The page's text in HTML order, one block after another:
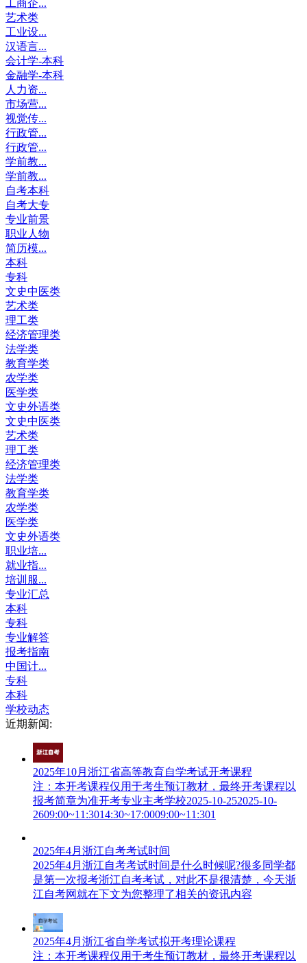
工商企...
艺术类
工业设...
汉语言...
会计学-本科
金融学-本科
人力资...
市场营...
视觉传...
行政管...
行政管...
学前教...
学前教...
自考本科
自考大专
专业前景
职业人物
简历模...
本科
专科
文史中医类
艺术类
理工类
经济管理类
法学类
教育学类
农学类
医学类
文史外语类
文史中医类
艺术类
理工类
经济管理类
法学类
教育学类
农学类
医学类
文史外语类
职业培...
就业指...
培训服...
专业汇总
本科
专科
专业解答
报考指南
中国计...
专科
本科
学校动态
近期新闻:
2025年10月浙江省高等教育自学考试开考课程
注：本开考课程仅用于考生预订教材，最终开考课程以
报考简章为准开考专业主考学校2025-10-252025-10-
2609:00~11:3014:30~17:0009:00~11:301
2025年4月浙江自考考试时间
2025年4月浙江自考考试时间是什么时候呢?很多同学都
是第一次报考浙江自考考试，对此不是很清楚，今天浙
江自考网就在下文为您整理了相关的资讯内容
2025年4月浙江省自学考试拟开考理论课程
注：本开考课程仅用于考生预订教材，最终开考课程以